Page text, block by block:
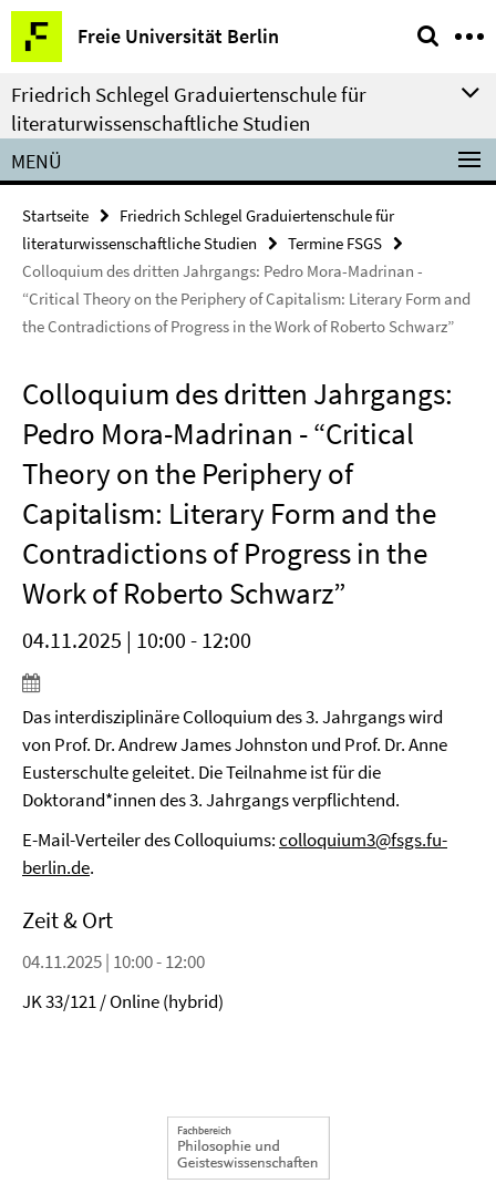
Springe
direkt
zu
Inhalt
Freie Universität Berlin
Service-
Navigation
Friedrich Schlegel Graduiertenschule für
literaturwissenschaftliche Studien
MENÜ
Startseite
Friedrich Schlegel Graduiertenschule für
literaturwissenschaftliche Studien
Termine FSGS
Colloquium des dritten Jahrgangs: Pedro Mora-Madrinan -
“Critical Theory on the Periphery of Capitalism: Literary Form and
the Contradictions of Progress in the Work of Roberto Schwarz”
Colloquium des dritten Jahrgangs:
Pedro Mora-Madrinan - “Critical
Theory on the Periphery of
Capitalism: Literary Form and the
Contradictions of Progress in the
Work of Roberto Schwarz”
04.11.2025 | 10:00 - 12:00
Das interdisziplinäre Colloquium des 3. Jahrgangs wird
von Prof. Dr. Andrew James Johnston und Prof. Dr. Anne
Eusterschulte geleitet. Die Teilnahme ist für die
Doktorand*innen des 3. Jahrgangs verpflichtend.
E-Mail-Verteiler des Colloquiums:colloquium3@fsgs.fu-
berlin.de.
Zeit & Ort
04.11.2025 | 10:00 - 12:00
JK 33/121 / Online (hybrid)